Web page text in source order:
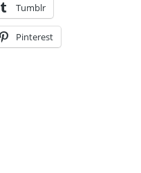
Tumblr
Pinterest